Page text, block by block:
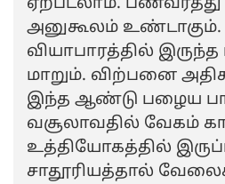
ஏற்படலாம். பணவரத்து
அனுகூலம்
வியாபாரத்தில்
மாறும். விற்பனை
இந்த ஆண்டு பழைய
வசூலாவதில் வேகம்
உத்தியோகத்தில்
சாதூரியத்தால்